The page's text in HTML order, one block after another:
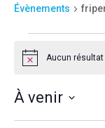
Évènements
Évènements
NoticeAucun résultat
À venir
Sélectionnez